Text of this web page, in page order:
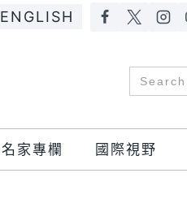
ENGLISH
Search
for:
名家專欄 國際視野